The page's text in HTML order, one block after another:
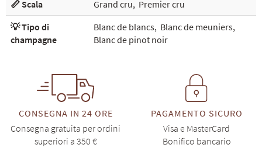
📏 Scala
Grand cru, Premier cru
💡 Tipo di
champagne
Blanc de blancs, Blanc de meuniers,
Blanc de pinot noir
CONSEGNA IN 24 ORE
Consegna gratuita per ordini
superiori a 350 €
PAGAMENTO SICURO
Visa e MasterCard
Bonifico bancario